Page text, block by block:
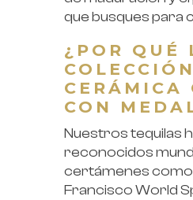
que busques para
¿POR QUÉ
COLECCIÓN
CERÁMICA
CON
Nuestros tequilas
reconocidos
certámenes como
Francisco World